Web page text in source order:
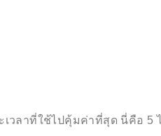
วลาที่ใช้ไปคุ้มค่าที่สุด นี่คือ 5